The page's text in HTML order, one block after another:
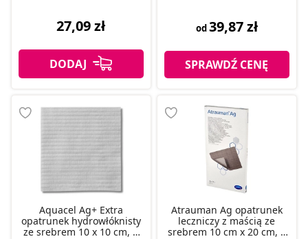
27,09 zł od39,87 zł
SPRAWDŹ CENĘ
Aquacel Ag+ Extra
opatrunek hydrowłóknisty
ze srebrem 10 x 10 cm, 1
Atrauman Ag opatrunek
leczniczy z maścią ze
srebrem 10 cm x 20 cm, 1